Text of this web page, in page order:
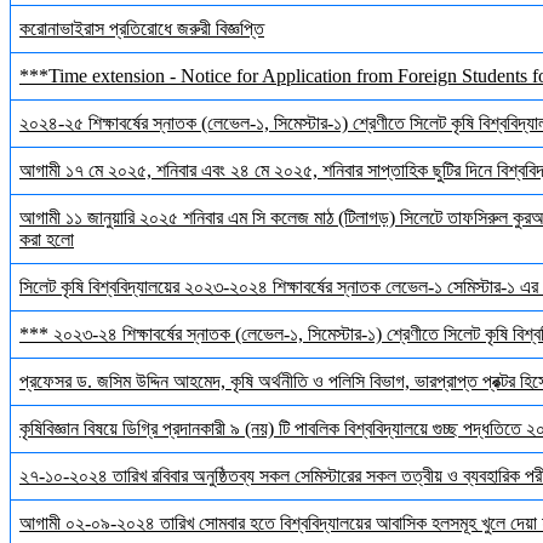
করোনাভাইরাস প্রতিরোধে জরুরী বিজ্ঞপ্তি
***Time extension - Notice for Application from Foreign Students
২০২৪-২৫ শিক্ষাবর্ষের স্নাতক (লেভেল-১, সিমেস্টার-১) শ্রেণীতে সিলেট কৃষি
আগামী ১৭ মে ২০২৫, শনিবার এবং ২৪ মে ২০২৫, শনিবার সাপ্তাহিক ছুটির দিনে
আগামী ১১ জানুয়ারি ২০২৫ শনিবার এম সি কলেজ মাঠ (টিলাগড়) সিলেটে তাফসিরুল
করা হলো
সিলেট কৃষি বিশ্ববিদ্যালয়ের ২০২৩-২০২৪ শিক্ষাবর্ষের স্নাতক লেভেল-১ সেমিস্টার-১
*** ২০২৩-২৪ শিক্ষাবর্ষের স্নাতক (লেভেল-১, সিমেস্টার-১) শ্রেণীতে সিলেট কৃষি
প্রফেসর ড. জসিম উদ্দিন আহমেদ, কৃষি অর্থনীতি ও পলিসি বিভাগ, ভারপ্রাপ্ত প্রক্টর
কৃষিবিজ্ঞান বিষয়ে ডিগ্রি প্রদানকারী ৯ (নয়) টি পাবলিক বিশ্ববিদ্যালয়ে গুচ্ছ
২৭-১০-২০২৪ তারিখ রবিবার অনুষ্ঠিতব্য সকল সেমিস্টারের সকল তত্বীয় ও ব্যবহারিক
আগামী ০২-০৯-২০২৪ তারিখ সোমবার হতে বিশ্ববিদ্যালয়ের আবাসিক হলসমূহ খুলে